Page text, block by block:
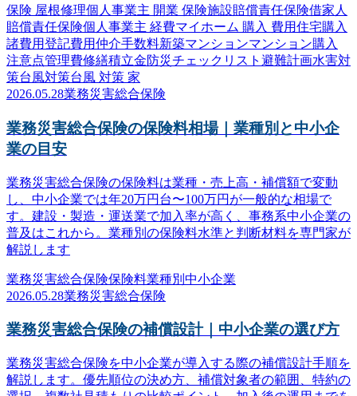
保険 屋根修理個人事業主 開業 保険施設賠償責任保険借家人
賠償責任保険個人事業主 経費マイホーム 購入 費用住宅購入
諸費用登記費用仲介手数料新築マンションマンション購入
注意点管理費修繕積立金防災チェックリスト 避難計画水害対
策台風対策台風 対策 家
2026.05.28業務災害総合保険
業務災害総合保険の保険料相場｜業種別と中小企
業の目安
業務災害総合保険の保険料は業種・売上高・補償額で変動
し、中小企業では年20万円台〜100万円が一般的な相場で
す。建設・製造・運送業で加入率が高く、事務系中小企業の
普及はこれから。業種別の保険料水準と判断材料を専門家が
解説します
業務災害総合保険保険料業種別 中小企業
2026.05.28業務災害総合保険
業務災害総合保険の補償設計｜中小企業の選び方
業務災害総合保険を中小企業が導入する際の補償設計手順を
解説します。優先順位の決め方、補償対象者の範囲、特約の